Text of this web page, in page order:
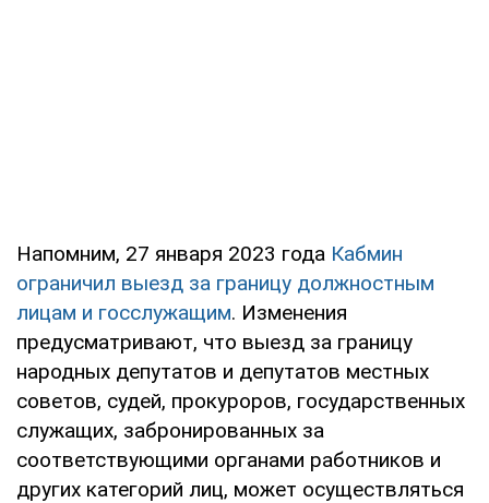
Напомним, 27 января 2023 года Кабмин
ограничил выезд за границу должностным
лицам и госслужащим. Изменения
предусматривают, что выезд за границу
народных депутатов и депутатов местных
советов, судей, прокуроров, государственных
служащих, забронированных за
соответствующими органами работников и
других категорий лиц, может осуществляться